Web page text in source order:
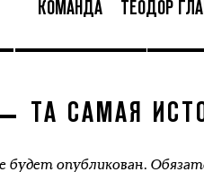
КОМАНДА ТЕОДОР
ТА САМАЯ
будет опубликован.